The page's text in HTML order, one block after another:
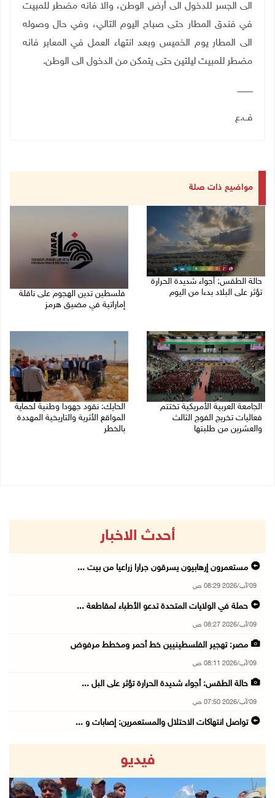
الى الجسر للدخول الى أرض الوطن، والا فانه مضطر للمبيت
في فندق المطار حتى صباح اليوم التالي، وفي حال وصوله
الى المطار يوم الخميس وبعد انتهاء العمل في المعابر فانه
مضطر للمبيت ليلتين حتى يتمكن من الدخول الى الوطن.
ــــــــــــ
ف.ع
مواضيع ذات صلة
حالة الطقس: أجواء شديدة الحرارة
تؤثر على البلاد بدءا من اليوم
فلسطين تدين الهجوم على ناقلة
إماراتية في مضيق هرمز
الجامعة العربية الأمريكية تختتم
فعاليات تخريج الفوج الثالث
والعشرين من طلبتها
الحايك: نقود جهودا وطنية لحماية
المواقع الأثرية والتاريخية المهددة
بالخطر
أحدث الاخبار
مستعمرون إرهابيون يسرقون جرارا زراعيا من بيت ...
09/آب/2026 08:29 ص
حملة في الولايات المتحدة تدعو الأطباء لمقاطعة ...
09/آب/2026 08:27 ص
مصر: تهجير الفلسطينيين خط أحمر ومخطط مرفوض
09/آب/2026 08:11 ص
حالة الطقس: أجواء شديدة الحرارة تؤثر على البل ...
09/آب/2026 07:50 ص
تواصل انتهاكات الاحتلال والمستعمرين: إصابات و ...
إصابات بالاختناق في مخيم الدهيشة والاحتلال يق ...
08/آب/2026 11:05 م
فيديو